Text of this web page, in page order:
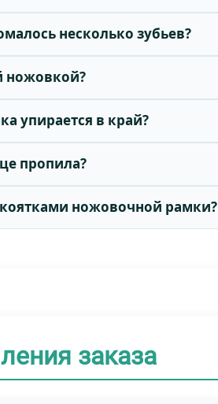
несколько зубьев?
ножовкой?
упирается в край?
пропила?
ножовочной рамки?
заказа